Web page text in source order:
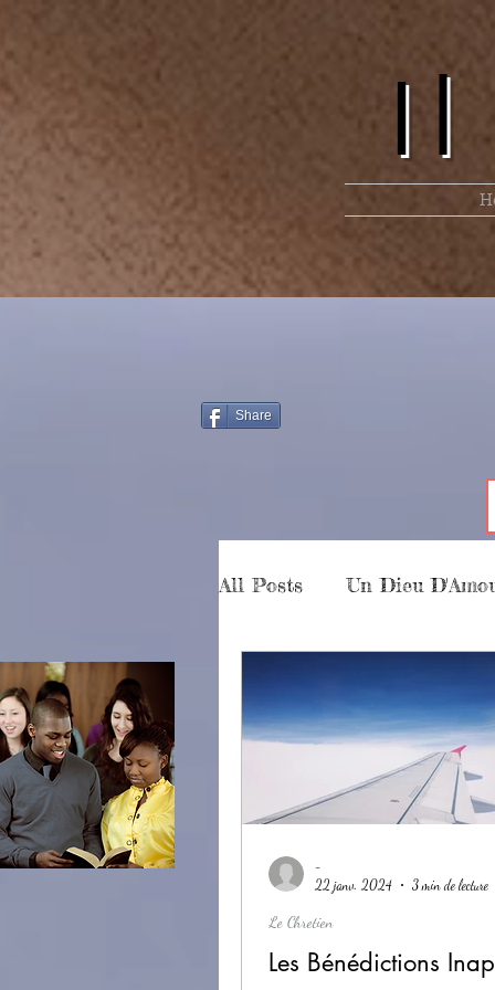
Il
Share
All Posts Un Dieu
Késako
Les Bénédictions
Le Chretien
-
22 janv. 2024
3 min de lecture